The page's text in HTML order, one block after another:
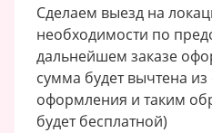
Сделаем выезд на
необходимости по
дальнейшем заказе
сумма будет вычтена из
оформления и таким
будет бесплатной)